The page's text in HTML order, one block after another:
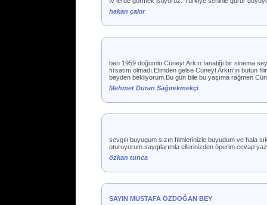
hakan çakır
ben 1959 doğumlu Cüneyt Arkın fanatiği bir sinema
fırsatım olmadı.Elimden gelse Cüneyt Arkın'ın bütün
beyden bekliyorum.Bu gün bile bu yaşıma rağmen
Mehmet Duran Sağırekmekçi
sevgılı buyugum sızın fılmlerinizle buyudum ve hala
oturuyorum.saygılarımla ellerinizden öperim.cevap
özkan tunca
SAYIN MUSTAFA ÖZDOĞAN BEY